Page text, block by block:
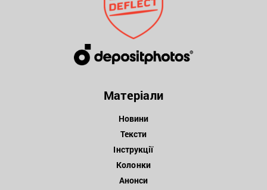
Матеріали
Новини
Тексти
Інструкції
Колонки
Анонси